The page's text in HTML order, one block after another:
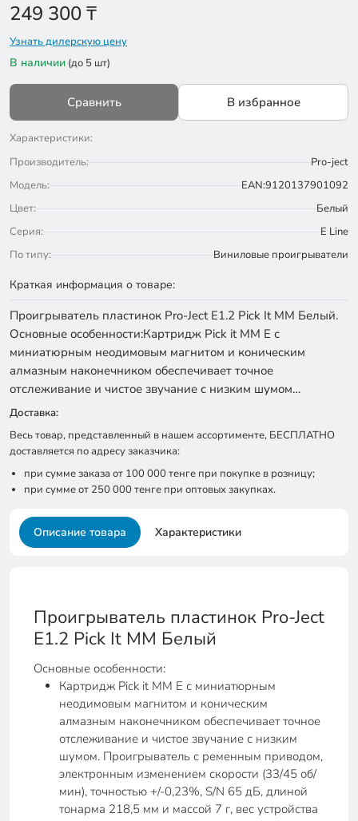
249 300₸
Узнать дилерскую цену
В наличии (до 5 шт)
Сравнить В избранное
Характеристики:
Производитель:
Pro-ject
Модель:
EAN:9120137901092
Цвет:
Белый
Серия:
E Line
По типу:
Виниловые проигрыватели
Краткая информация о товаре:
Проигрыватель пластинок Pro-Ject Е1.2 Pick It MM Белый.
Основные особенности:Картридж Pick it MM E с
миниатюрным неодимовым магнитом и коническим
алмазным наконечником обеспечивает точное
отслеживание и чистое звучание с низким шумом…
Доставка:
Весь товар, представленный в нашем ассортименте, БЕСПЛАТНО
доставляется по адресу заказчика:
при сумме заказа от 100 000 тенге при покупке в розницу;
при сумме от 250 000 тенге при оптовых закупках.
Описание товара Характеристики
Проигрыватель пластинок Pro-Ject
Е1.2 Pick It MM Белый
Основные особенности:
Картридж Pick it MM E с миниатюрным
неодимовым магнитом и коническим
алмазным наконечником обеспечивает точное
отслеживание и чистое звучание с низким
шумом. Проигрыватель с ременным приводом,
электронным изменением скорости (33/45 об/
мин), точностью +/-0,23%, S/N 65 дБ, длиной
тонарма 218,5 мм и массой 7 г, вес устройства